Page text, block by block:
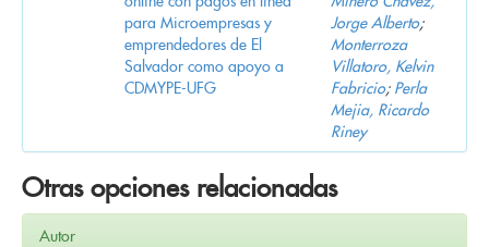
para Microempresas y
emprendedores de El
Salvador como apoyo a
CDMYPE-UFG
Jorge Alberto;
Monterroza
Villatoro, Kelvin
Fabricio; Perla
Mejia, Ricardo
Riney
Otras opciones relacionadas
Autor